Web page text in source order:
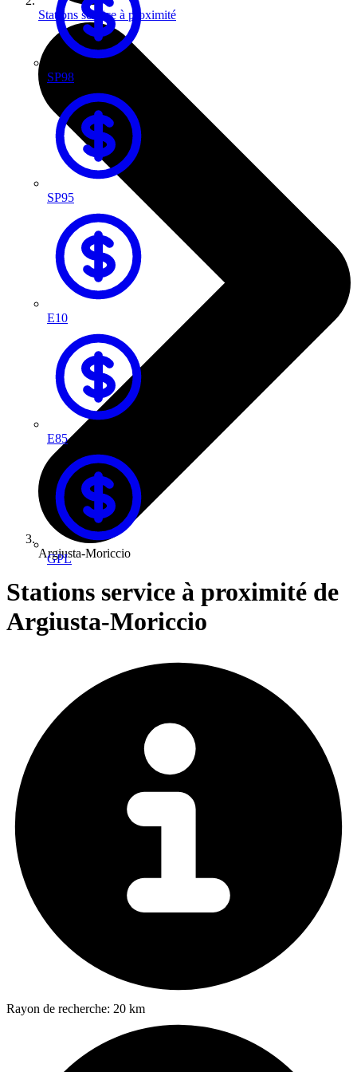
SP98
SP95
E10
E85
GPL
Stations service à proximité
Argiusta-Moriccio
Stations service à proximité de
Argiusta-Moriccio
Rayon de recherche: 20 km